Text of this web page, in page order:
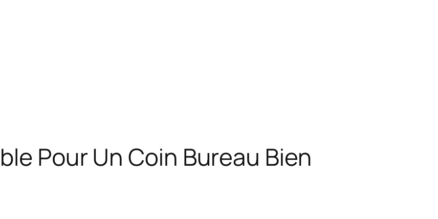
Pour Un Coin Bureau Bien